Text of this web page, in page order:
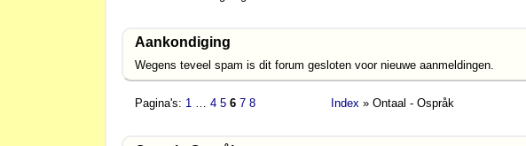
Aankondiging
Wegens teveel spam is dit forum gesloten voor nieuwe aanmeldingen.
Pagina's: 1 … 4 5 6 7 8 Index » Ontaal - Ospråk